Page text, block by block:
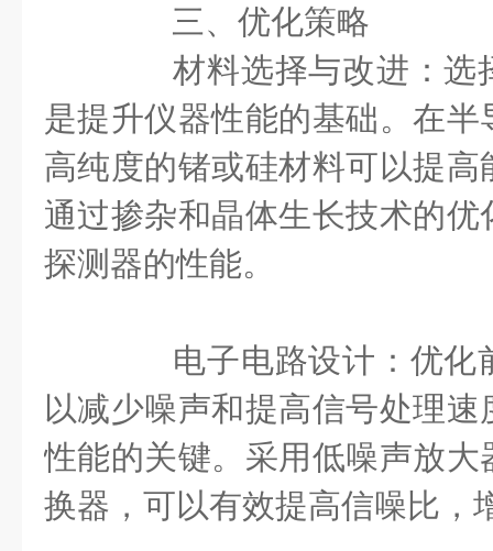
三、优化策略
材料选择与改进：选
是提升仪器性能的基础。在
高纯度的锗或硅材料可以提
通过掺杂和晶体生长技术的
探测器的性能。
电子电路设计：优化
以减少噪声和提高信号处理
性能的关键。采用低噪声放
换器，可以有效提高信噪比，